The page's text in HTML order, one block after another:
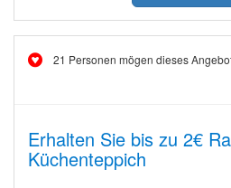
21 Personen mögen dieses
Erhalten Sie bis zu 2€
Küchenteppich